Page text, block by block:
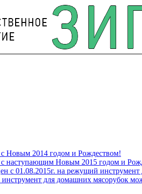
с Новым 2014 годом и Рождеством!
с наступающим Новым 2015 годом и
с 01.08.2015г. на режущий
для домашних мясорубок